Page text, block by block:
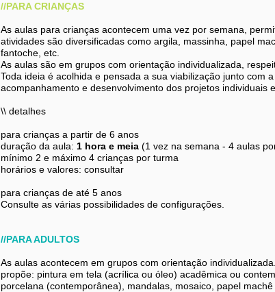
//PARA CRIANÇAS
As aulas para crianças acontecem uma vez por semana,
atividades são diversificadas como argila, massinha, papel
fantoche, etc.
As aulas são em grupos com orientação individualizada,
Toda ideia é acolhida e pensada a sua viabilização junto com
acompanhamento e desenvolvimento dos projetos individuais
\\ detalhes
para crianças a partir de 6 anos
duração da aula: 1 hora e meia (1 vez na semana - 4 aulas
mínimo 2 e máximo 4 crianças por turma
horários e valores: consultar
para crianças de até 5 anos
Consulte as várias possibilidades de configurações.
//PARA ADULTOS
As aulas acontecem em grupos com orientação
propõe: pintura em tela (acrílica ou óleo) acadêmica ou
porcelana (contemporânea), mandalas, mosaico, papel